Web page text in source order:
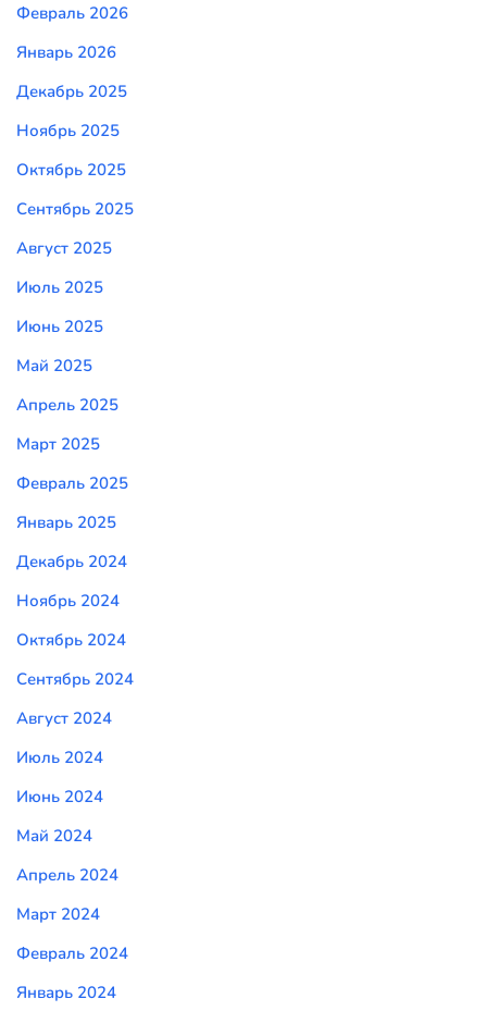
Февраль 2026
Январь 2026
Декабрь 2025
Ноябрь 2025
Октябрь 2025
Сентябрь 2025
Август 2025
Июль 2025
Июнь 2025
Май 2025
Апрель 2025
Март 2025
Февраль 2025
Январь 2025
Декабрь 2024
Ноябрь 2024
Октябрь 2024
Сентябрь 2024
Август 2024
Июль 2024
Июнь 2024
Май 2024
Апрель 2024
Март 2024
Февраль 2024
Январь 2024